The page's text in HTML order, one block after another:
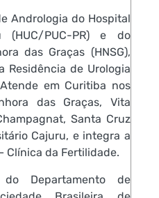
Andrologia do Hospital
(HUC/PUC-PR) e do
das Graças (HNSG),
Residência de Urologia
em Curitiba nos
das Graças, Vita
Santa Cruz
Cajuru, e integra a
Clínica da Fertilidade.
do Departamento de